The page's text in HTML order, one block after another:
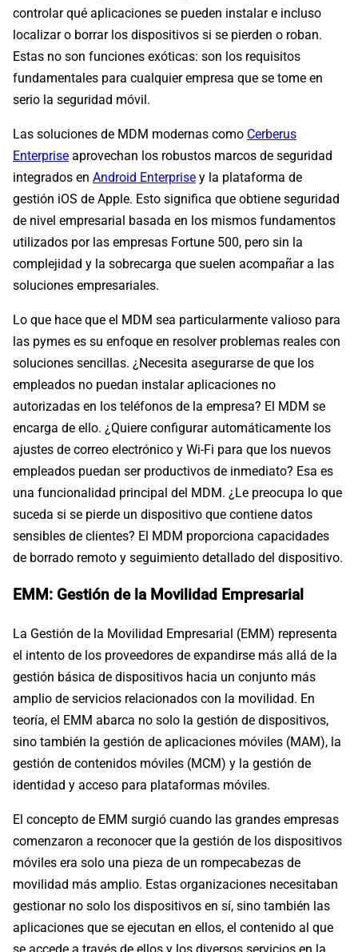
controlar qué aplicaciones se pueden instalar e incluso
localizar o borrar los dispositivos si se pierden o roban.
Estas no son funciones exóticas: son los requisitos
fundamentales para cualquier empresa que se tome en
serio la seguridad móvil.
Las soluciones de MDM modernas como Cerberus
Enterprise aprovechan los robustos marcos de seguridad
integrados en Android Enterprise y la plataforma de
gestión iOS de Apple. Esto significa que obtiene seguridad
de nivel empresarial basada en los mismos fundamentos
utilizados por las empresas Fortune 500, pero sin la
complejidad y la sobrecarga que suelen acompañar a las
soluciones empresariales.
Lo que hace que el MDM sea particularmente valioso para
las pymes es su enfoque en resolver problemas reales con
soluciones sencillas. ¿Necesita asegurarse de que los
empleados no puedan instalar aplicaciones no
autorizadas en los teléfonos de la empresa? El MDM se
encarga de ello. ¿Quiere configurar automáticamente los
ajustes de correo electrónico y Wi-Fi para que los nuevos
empleados puedan ser productivos de inmediato? Esa es
una funcionalidad principal del MDM. ¿Le preocupa lo que
suceda si se pierde un dispositivo que contiene datos
sensibles de clientes? El MDM proporciona capacidades
de borrado remoto y seguimiento detallado del dispositivo.
EMM: Gestión de la Movilidad Empresarial
La Gestión de la Movilidad Empresarial (EMM) representa
el intento de los proveedores de expandirse más allá de la
gestión básica de dispositivos hacia un conjunto más
amplio de servicios relacionados con la movilidad. En
teoría, el EMM abarca no solo la gestión de dispositivos,
sino también la gestión de aplicaciones móviles (MAM), la
gestión de contenidos móviles (MCM) y la gestión de
identidad y acceso para plataformas móviles.
El concepto de EMM surgió cuando las grandes empresas
comenzaron a reconocer que la gestión de los dispositivos
móviles era solo una pieza de un rompecabezas de
movilidad más amplio. Estas organizaciones necesitaban
gestionar no solo los dispositivos en sí, sino también las
aplicaciones que se ejecutan en ellos, el contenido al que